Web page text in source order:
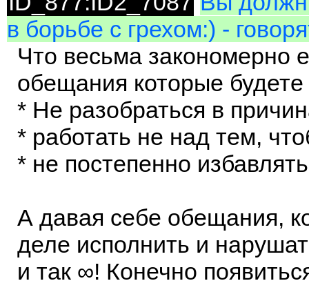
в борьбе с грехом:) -
Что весьма закономерно
обещания которые
* Не разобраться в
* работать не над тем,
* не постепенно
А давая себе обещания,
деле исполнить и
и так ∞! Конечно